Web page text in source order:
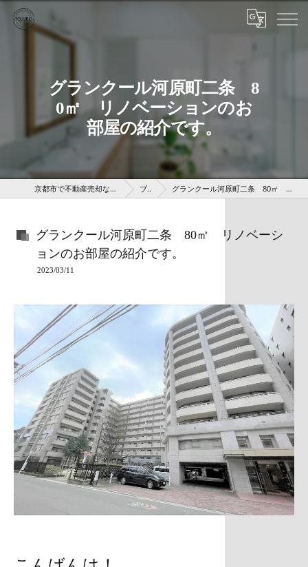
グランクール河原町二条 8
0㎡ リノベーションのお
部屋の紹介です。
京都市で不動産売却なら株式会社京 藤十郎不動産 ブログ グランクール河原町二条 80㎡ リノベーションのお部屋の紹介です。
グランクール河原町二条 80㎡ リノベーシ
ョンのお部屋の紹介です。
2023/03/11